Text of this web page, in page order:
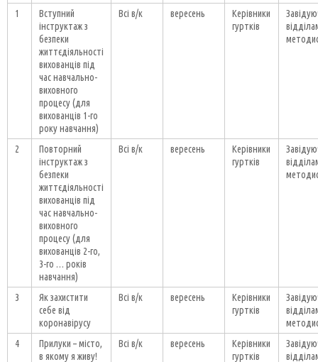
1
Вступний
інструктаж з
безпеки
життєдіяльності
вихованців під
час навчально-
виховного
процесу (для
вихованців 1-го
року навчання)
Всі в/к вересень
Керівники
гуртків
2
Повторний
інструктаж з
безпеки
життєдіяльності
вихованців під
час навчально-
виховного
процесу (для
вихованців 2-го,
3-го … років
навчання)
Всі в/к вересень
Керівники
гуртків
3
Як захистити
себе від
коронавірусу
Всі в/к вересень
Керівники
гуртків
4
Прилуки – місто,
в якому я живу!
Всі в/к вересень
Керівники
гуртків